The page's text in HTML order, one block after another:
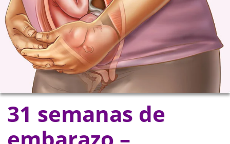
31 semanas de